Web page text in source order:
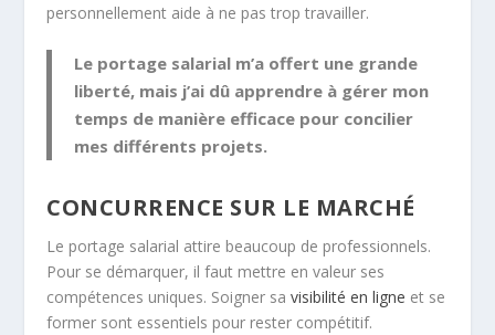
personnellement aide à ne pas trop travailler.
Le portage salarial m’a offert une grande
liberté, mais j’ai dû apprendre à gérer mon
temps de manière efficace pour concilier
mes différents projets.
CONCURRENCE SUR LE MARCHÉ
Le portage salarial attire beaucoup de professionnels.
Pour se démarquer, il faut mettre en valeur ses
compétences uniques. Soigner savisibilité en ligne et se
former sont essentiels pour rester compétitif.